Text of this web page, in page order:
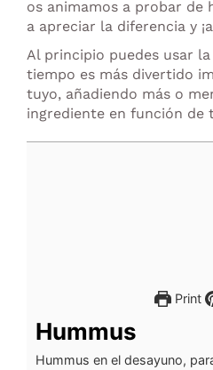
os animamos a probar de
a apreciar la diferencia y
Al principio puedes usar
tiempo es más divertido
tuyo, añadiendo más o
ingrediente en función de
Print
Hummus
Hummus en el desayuno,